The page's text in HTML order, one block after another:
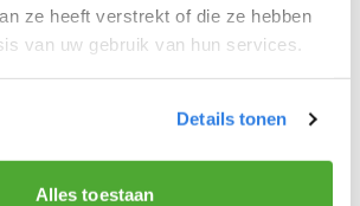
ze heeft verstrekt of die ze hebben
van uw gebruik van hun services.
Details tonen
Alles toestaan
a newspaper deliverer!